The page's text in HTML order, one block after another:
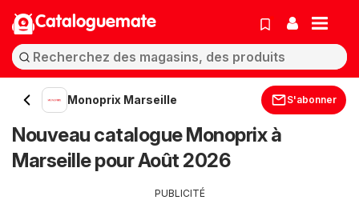
Cataloguemate
Monoprix Marseille S'abonner
Nouveau catalogue Monoprix à
Marseille pour Août 2026
PUBLICITÉ